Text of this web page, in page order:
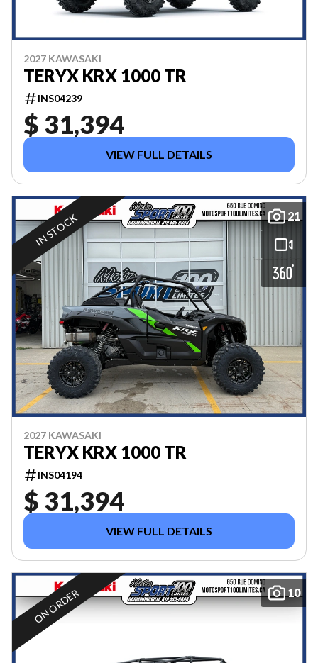
2027 KAWASAKI
TERYX KRX 1000 TR
INS04239
$ 31,394
VIEW FULL DETAILS
21
IN STOCK
2027 KAWASAKI
TERYX KRX 1000 TR
INS04194
$ 31,394
VIEW FULL DETAILS
10
ON ORDER